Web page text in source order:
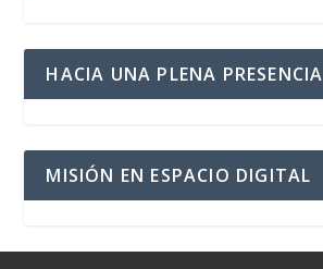
HACIA UNA PLENA PRESENCIA
MISIÓN EN ESPACIO DIGITAL